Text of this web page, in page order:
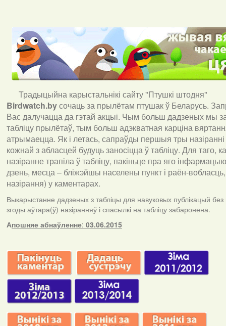
Традыцыйна карыстальнікі сайту "Птушкі штодня"
Birdwatch.byсочаць за прылётам птушак ў Беларусь.
Вас далучацца да гэтай акцыі. Чым больш дадзеных мы
табліцу прылётаў, тым больш адэкватная карціна
атрымаецца. Як і летась, сапраўды першыя тры
кожнай з абласцей будуць заносіцца ў табліцу. Для таго,
назіранне трапіла ў табліцу, пакіньце пра яго
дзень, месца – бліжэйшы населены пункт і раён-
назірання) у каментарах.
Выкарыстанне дадзеных з табліцы для навуковых публікацый без
згоды аўтара(ў) назіранняў і спасылкі на табліцу забаронена.
Апошняе абнаўленне: 03.06.2015